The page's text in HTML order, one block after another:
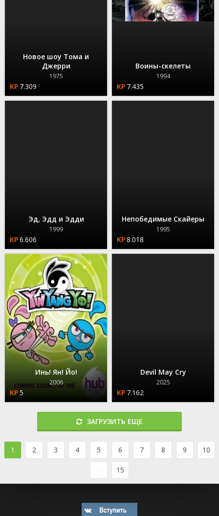
Новое шоу Тома и
Джерри
1975
7.309
Воины-скелеты
1994
7.435
Эд, Эдд и Эдди
1999
6.606
Непобедимые Скайеры
1995
8.018
Инь! Ян! Йо!
2006
5
Devil May Cry
2025
7.162
ЗАГРУЗИТЬ ЕЩЕ
1 2 3 4 5 6 7 8 9 10
... 15